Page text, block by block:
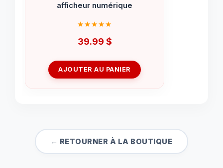
afficheur numérique
39.99 $
AJOUTER AU PANIER
← RETOURNER À LA BOUTIQUE